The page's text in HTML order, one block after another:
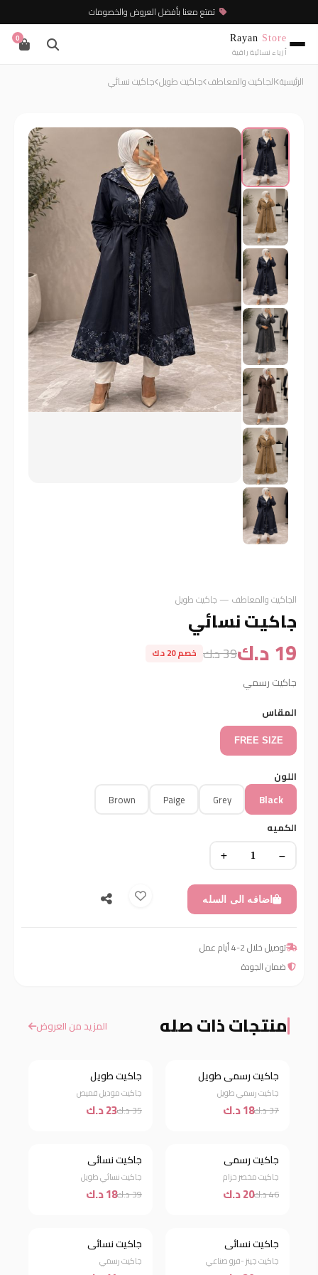
تمتع معنا بأفضل العروض والخصومات
Rayan Store
أزياء نسائية راقية
0
الرئيسية الجاكيت والمعاطف جاكيت طويل جاكيت نسائي
الجاكيت والمعاطف — جاكيت طويل
جاكيت نسائي
19 د.ك 39 د.ك خصم 20 د.ك
جاكيت رسمي
المقاس
FREE SIZE
اللون
Black
Grey
Paige
Brown
الكميه
اضافه الى السله
توصيل خلال 2-4 أيام عمل
ضمان الجودة
منتجات ذات صله المزيد من العروض
خصم 51%
جاكيت رسمي طويل
جاكيت رسمي طويل
37 د.ك 18 د.ك
خصم 34%
جاكيت طويل
جاكيت موديل قميص
35 د.ك 23 د.ك
خصم 57%
جاكيت رسمي
جاكيت مخصر حزام
46 د.ك 20 د.ك
خصم 54%
جاكيت نسائي
جاكيت نسائي طويل
39 د.ك 18 د.ك
خصم 46%
جاكيت نسائي
جاكيت جينز -فرو صناعي
خصم 63%
جاكيت نسائي
جاكيت رسمي